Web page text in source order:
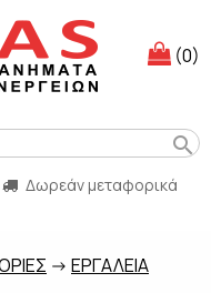
(0)
search
Δωρεάν μεταφορικά
-> ΕΡΓΑΛΕΙΑ